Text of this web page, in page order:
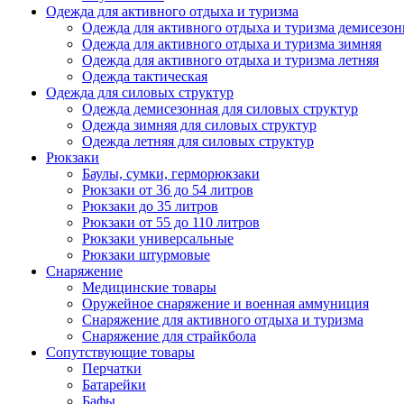
Одежда для активного отдыха и туризма
Одежда для активного отдыха и туризма
Одежда для активного отдыха и туризма зимняя
Одежда для активного отдыха и туризма летняя
Одежда тактическая
Одежда для силовых структур
Одежда демисезонная для силовых структур
Одежда зимняя для силовых структур
Одежда летняя для силовых структур
Рюкзаки
Баулы, сумки, герморюкзаки
Рюкзаки от 36 до 54 литров
Рюкзаки до 35 литров
Рюкзаки от 55 до 110 литров
Рюкзаки универсальные
Рюкзаки штурмовые
Снаряжение
Медицинские товары
Оружейное снаряжение и военная аммуниция
Снаряжение для активного отдыха и туризма
Снаряжение для страйкбола
Сопутствующие товары
Перчатки
Батарейки
Бафы